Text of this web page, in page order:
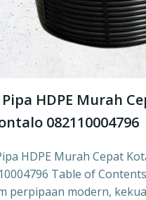
Pipa HDPE Murah
082110004796
HDPE Murah Cepat
Table of
perpipaan modern,